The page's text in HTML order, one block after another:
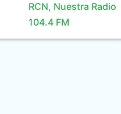
RCN, Nuestra Radio
104.4 FM